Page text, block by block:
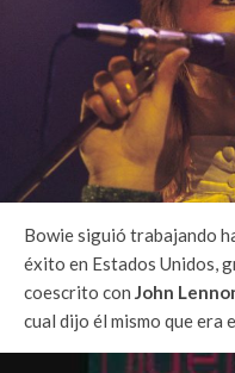
Bowie siguió trabajando
éxito en Estados Unidos,
coescrito con John
cual dijo él mismo que era